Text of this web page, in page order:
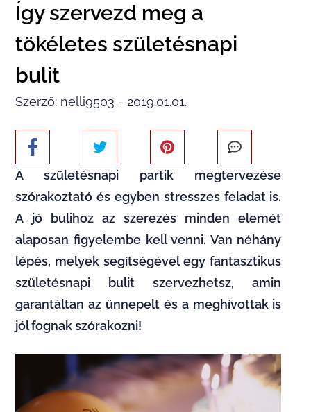
Így szervezd meg a
tökéletes születésnapi
bulit
Szerző: nelli9503 - 2019.01.01.
A születésnapi partik megtervezése
szórakoztató és egyben stresszes feladat is.
A jó bulihoz az szerezés minden elemét
alaposan figyelembe kell venni. Van néhány
lépés, melyek segítségével egy fantasztikus
születésnapi bulit szervezhetsz, amin
garantáltan az ünnepelt és a meghívottak is
jól fognak szórakozni!